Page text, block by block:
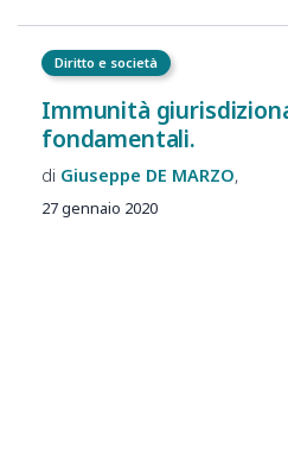
Diritto e società
Immunità
fondamentali.
Giuseppe DE MARZO
27 gennaio 2020